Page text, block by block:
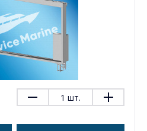
1 шт.